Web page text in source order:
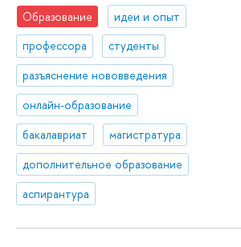
Образование
идеи и опыт
профессора
студенты
разъяснение нововведения
онлайн-образование
бакалавриат
магистратура
дополнительное образование
аспирантура